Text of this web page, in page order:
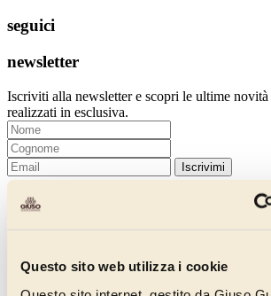
Questo sito web utilizza i cookie
seguici
newsletter
Iscriviti alla newsletter e scopri le ultime
realizzati in esclusiva.
Iscrivimi
Iscrivendoti, dai il consenso al trattamento dei
nostra
e accetti di ricevere